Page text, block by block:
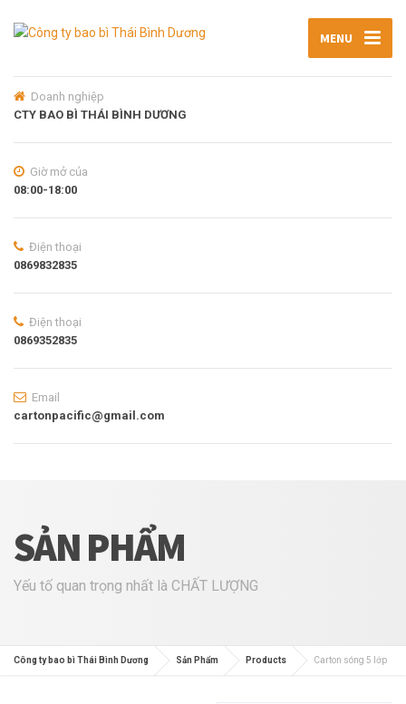
MENU
Doanh nghiệp
CTY BAO BÌ THÁI BÌNH DƯƠNG
Giờ mở của
08:00-18:00
Điện thoại
0869832835
Điện thoại
0869352835
Email
cartonpacific@gmail.com
SẢN PHẨM
Yếu tố quan trọng nhất là CHẤT LƯỢNG
Công ty bao bì Thái Bình Dương Sản Phẩm Products Carton sóng 5 lớp